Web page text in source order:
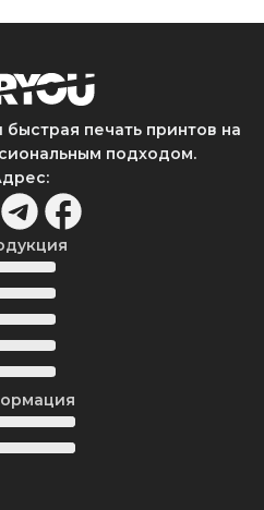
быстрая печать принтов на
подходом.
: